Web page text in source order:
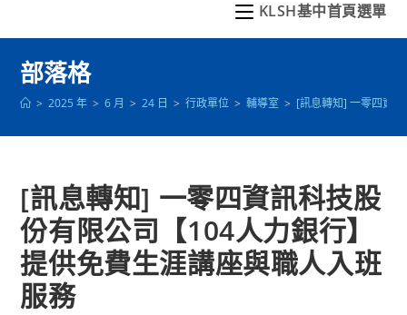
KLSH基中首頁選單
部落格
> 2025 年 > 6 月 > 24 日 > 行政單位 > 輔導室 > [訊息轉知] 一零四資
[訊息轉知] 一零四資訊科技股
份有限公司【104人力銀行】
提供免費生涯講座與職人入班
服務